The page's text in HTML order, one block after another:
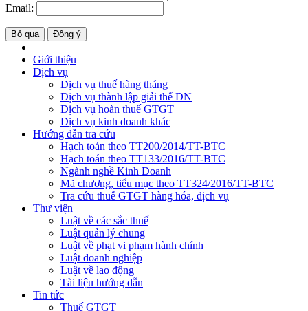
Email:
Bỏ qua Đồng ý
Giới thiệu
Dịch vụ
Dịch vụ thuế hàng tháng
Dịch vụ thành lập giải thể DN
Dịch vụ hoàn thuế GTGT
Dịch vụ kinh doanh khác
Hướng dẫn tra cứu
Hạch toán theo TT200/2014/TT-BTC
Hạch toán theo TT133/2016/TT-BTC
Ngành nghề Kinh Doanh
Mã chương, tiểu mục theo TT324/2016/TT-BTC
Tra cứu thuế GTGT hàng hóa, dịch vụ
Thư viện
Luật về các sắc thuế
Luật quản lý chung
Luật về phạt vi phạm hành chính
Luật doanh nghiệp
Luật về lao động
Tài liệu hướng dẫn
Tin tức
Thuế GTGT